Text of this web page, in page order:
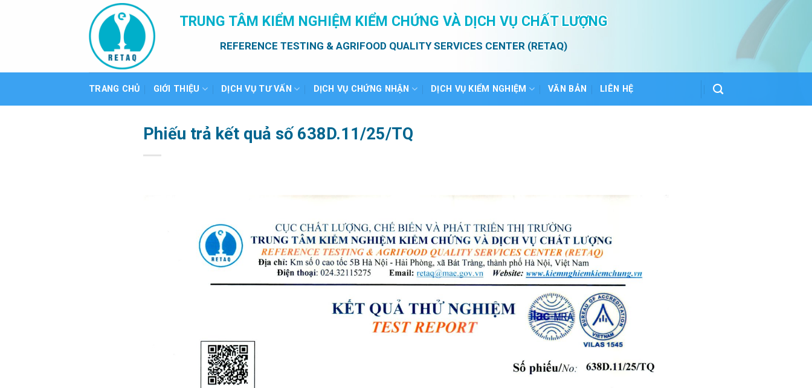
TRUNG TÂM KIỂM NGHIỆM KIỂM CHỨNG VÀ DỊCH VỤ CHẤT LƯỢNG
REFERENCE TESTING & AGRIFOOD QUALITY SERVICES CENTER (RETAQ)
TRANG CHỦ GIỚI THIỆU DỊCH VỤ TƯ VẤN DỊCH VỤ CHỨNG NHẬN DỊCH VỤ KIỂM NGHIỆM VĂN BẢN LIÊN HỆ
Phiếu trả kết quả số 638D.11/25/TQ